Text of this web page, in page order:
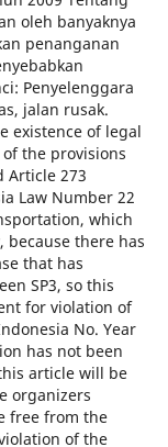
oleh banyaknya
penanganan
Penyelenggara
jalan rusak.
existence of legal
the provisions
Article 273
Law Number 22
which
there has
that has
SP3, so this
for violation of
No. Year
has not been
article will be
organizers
free from the
of the